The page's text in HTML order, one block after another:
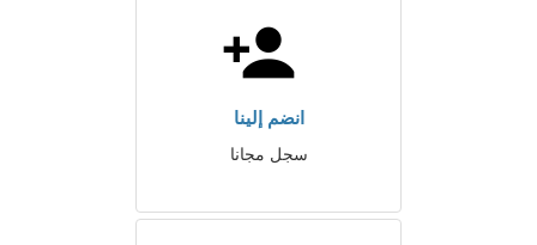
انضم إلينا
سجل مجانا